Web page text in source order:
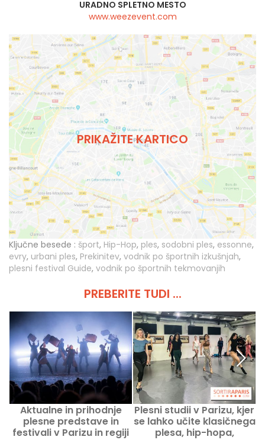
URADNO SPLETNO MESTO
www.weezevent.com
PRIKAŽITE KARTICO
Ključne besede : šport, Hip-Hop, ples, sodobni ples, essonne,
evry, urbani ples, Prekinitev, vodnik po športnih izkušnjah,
plesni festival Guide, vodnik po športnih tekmovanjih
PREBERITE TUDI ...
Aktualne in prihodnje
plesne predstave in
festivali v Parizu in regiji
Plesni studii v Parizu, kjer
se lahko učite klasičnega
plesa, hip-hopa,